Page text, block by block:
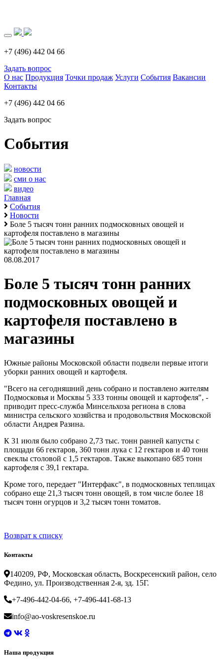
+7 (496) 442 04 66
Задать вопрос
О нас Продукция Точки продаж Услуги События Вакансии
Контакты
+7 (496) 442 04 66
Задать вопрос
События
новости
сми о нас
видео
Главная
События
Новости
Боле 5 тысяч тонн ранних подмосковных овощей и
картофеля поставлено в магазины
08.08.2017
Боле 5 тысяч тонн ранних
подмосковных овощей и
картофеля поставлено в
магазины
Южные районы Московской области подвели первые итоги
уборки ранних овощей и картофеля.
"Всего на сегодняшний день собрано и поставлено жителям
Подмосковья и Москвы 5 333 тонны овощей и картофеля", -
приводит пресс-служба Минсельхоза региона в слова
министра сельского хозяйства и продовольствия Московской
области Андрея Разина.
К 31 июля было собрано 2,73 тыс. тонн ранней капусты с
площади 66 гектаров, 360 тонн лука с 12 гектаров и 40 тонн
свеклы столовой с 1,5 гектаров. Также выкопано 685 тонн
картофеля с 39,1 гектара.
Кроме того, передает "Интерфакс", в подмосковных теплицах
собрано еще 21,3 тысяч тонн овощей, в том числе более 18
тысяч тонн огурцов и 3,2 тысяч тонн томатов.
Возврат к списку
Контакты
140209, РФ, Московская область, Воскресенский район, село
Федино, ул. Производственная 2-я, зд. 15Г.
+7-496-442-04-66, +7-496-441-68-13
info@ao-voskresenskoe.ru
Наша продукция